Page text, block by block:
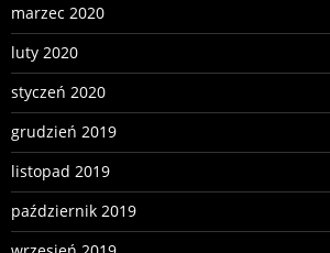
marzec 2020
luty 2020
styczeń 2020
grudzień 2019
listopad 2019
październik 2019